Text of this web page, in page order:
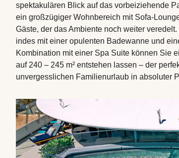
spektakulären Blick auf das vorbeiziehende
ein großzügiger Wohnbereich mit Sofa-
Gäste, der das Ambiente noch weiter
indes mit einer opulenten Badewanne und
Kombination mit einer Spa Suite können Sie
auf 240 – 245 m² entstehen lassen – der
unvergesslichen Familienurlaub in absoluter